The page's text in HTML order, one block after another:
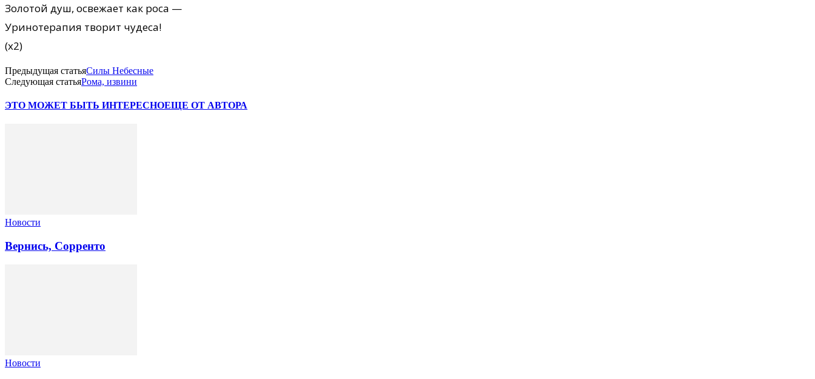
Золотой душ, освежает как роса —
Уринотерапия творит чудеса!
(х2)
Предыдущая статьяСилы Небесные
Следующая статьяРома, извини
ЭТО МОЖЕТ БЫТЬ ИНТЕРЕСНОЕЩЕ ОТ АВТОРА
Новости
Вернись, Сорренто
Новости